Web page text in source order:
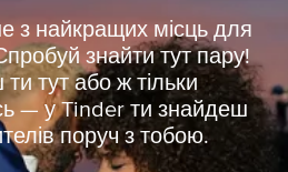
з найкращих місць для
знайти тут пару!
тут або ж тільки
— у Tinder ти знайдеш
поруч з тобою.